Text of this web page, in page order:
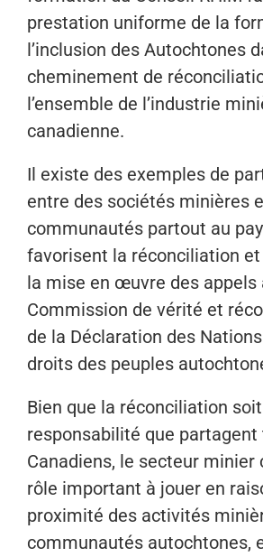
prestation uniforme de la
l’inclusion des Autochtones
cheminement de
l’ensemble de l’industrie
canadienne.
Il existe des exemples de
entre des sociétés minières
communautés partout au
favorisent la réconciliation
la mise en œuvre des appels
Commission de vérité et
de la Déclaration des
droits des peuples
Bien que la réconciliation
responsabilité que partagent
Canadiens, le secteur minier
rôle important à jouer en
proximité des activités
communautés autochtones,